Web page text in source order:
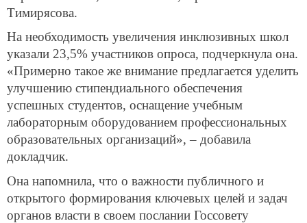
Тимирясова.
На необходимость увеличения инклюзивных школ
указали 23,5% участников опроса, подчеркнула она.
«Примерно такое же внимание предлагается уделить
улучшению стипендиального обеспечения
успешных студентов, оснащение учебным
лабораторным оборудованием профессиональных
образовательных организаций», – добавила
докладчик.
Она напомнила, что о важности публичного и
открытого формирования ключевых целей и задач
органов власти в своем послании Госсовету